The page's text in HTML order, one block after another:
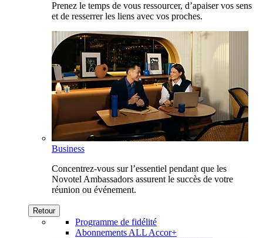
Prenez le temps de vous ressourcer, d’apaiser vos sens
et de resserrer les liens avec vos proches.
Business
Concentrez-vous sur l’essentiel pendant que les
Novotel Ambassadors assurent le succès de votre
réunion ou événement.
Retour
Programme de fidélité
Abonnements ALL Accor+